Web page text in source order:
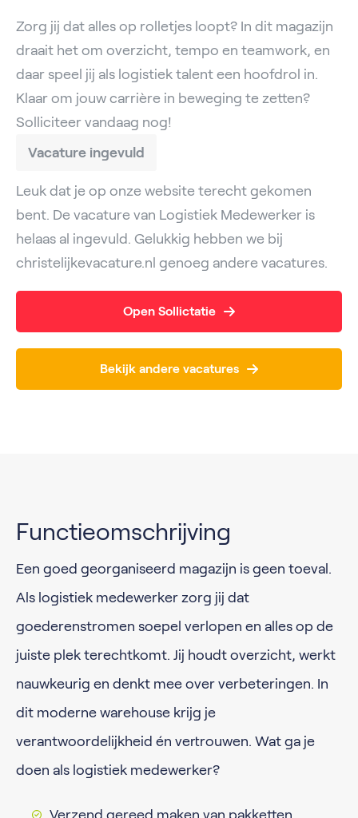
Zorg jij dat alles op rolletjes loopt? In dit magazijn
draait het om overzicht, tempo en teamwork, en
daar speel jij als logistiek talent een hoofdrol in.
Klaar om jouw carrière in beweging te zetten?
Solliciteer vandaag nog!
Vacature ingevuld
Leuk dat je op onze website terecht gekomen
bent. De vacature van Logistiek Medewerker is
helaas al ingevuld. Gelukkig hebben we bij
christelijkevacature.nl genoeg andere vacatures.
Open Sollictatie
Bekijk andere vacatures
Functieomschrijving
Een goed georganiseerd magazijn is geen toeval.
Als logistiek medewerker zorg jij dat
goederenstromen soepel verlopen en alles op de
juiste plek terechtkomt. Jij houdt overzicht, werkt
nauwkeurig en denkt mee over verbeteringen. In
dit moderne warehouse krijg je
verantwoordelijkheid én vertrouwen. Wat ga je
doen als logistiek medewerker?
Verzend gereed maken van pakketten